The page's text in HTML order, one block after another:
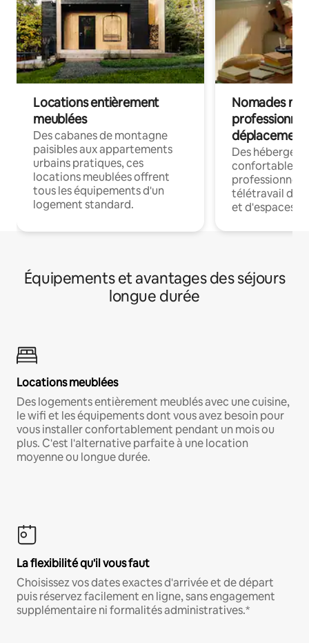
Locations entièrement
meublées
Des cabanes de montagne
paisibles aux appartements
urbains pratiques, ces
locations meublées offrent
tous les équipements d'un
logement standard.
Nomades
déplacement
Des
confortables
professionnels
télétravail
et d'espaces
Équipements et avantages des séjours
longue durée
Locations meublées
Des logements entièrement meublés avec une cuisine,
le wifi et les équipements dont vous avez besoin pour
vous installer confortablement pendant un mois ou
plus. C'est l'alternative parfaite à une location
moyenne ou longue durée.
La flexibilité qu'il vous faut
Choisissez vos dates exactes d'arrivée et de départ
puis réservez facilement en ligne, sans engagement
supplémentaire ni formalités administratives.*